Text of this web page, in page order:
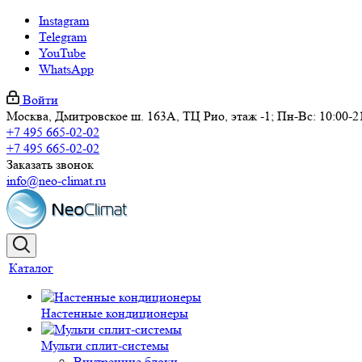
Instagram
Telegram
YouTube
WhatsApp
Войти
Москва, Дмитровское ш. 163А, ТЦ Рио, этаж -1; Пн-Вс: 10:00-
+7 495 665-02-02
+7 495 665-02-02
Заказать звонок
info@neo-climat.ru
Каталог
Настенные кондиционеры
Мульти сплит-системы